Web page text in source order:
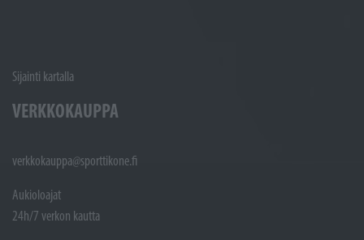
Sijainti kartalla
VERKKOKAUPPA
verkkokauppa@sporttikone.fi
Aukioloajat
24h/7 verkon kautta